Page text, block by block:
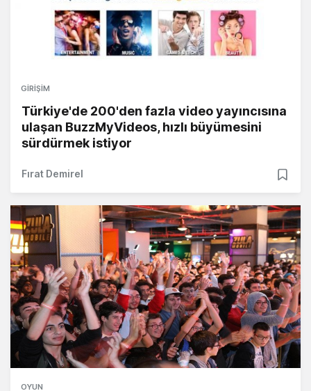
GIRIŞIM
Türkiye'de 200'den fazla video yayıncısına
ulaşan BuzzMyVideos, hızlı büyümesini
sürdürmek istiyor
Fırat Demirel
OYUN